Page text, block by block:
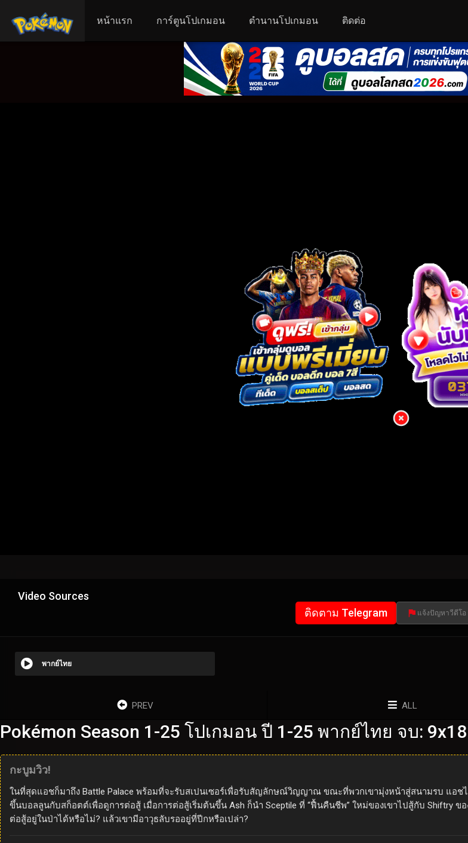
หน้าแรก การ์ตูนโปเกมอน ตำนานโปเกมอน ติดต่อ
Video Sources
ติดตาม Telegram แจ้งปัญหาวีดีโอ
พากย์ไทย
PREV ALL
Pokémon Season 1-25 โปเกมอน ปี 1-25 พากย์ไทย จบ: 9x18
กะบูมวิว!
ในที่สุดแอชก็มาถึง Battle Palace พร้อมที่จะรับสเปนเซอร์เพื่อรับสัญลักษณ์วิญญาณ ขณะที่พวกเขามุ่งหน้าสู่สนามรบ แอช
ขึ้นบอลลูนกับสก็อตต์เพื่อดูการต่อสู้ เมื่อการต่อสู้เริ่มต้นขึ้น Ash ก็นำ Sceptile ที่ “ฟื้นคืนชีพ” ใหม่ของเขาไปสู้กับ Shiftry ข
ต่อสู้อยู่ในป่าได้หรือไม่? แล้วเขามีอาวุธลับรออยู่ที่ปีกหรือเปล่า?